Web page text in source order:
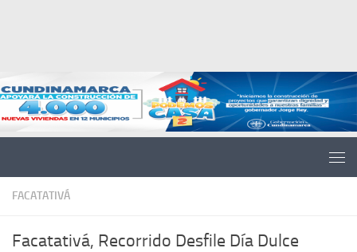
FACATATIVÁ
Facatativá, Recorrido Desfile Día Dulce